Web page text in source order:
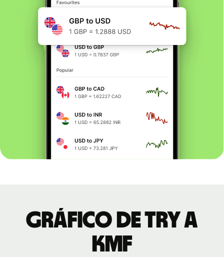
Gráfico de TRY a
KMF